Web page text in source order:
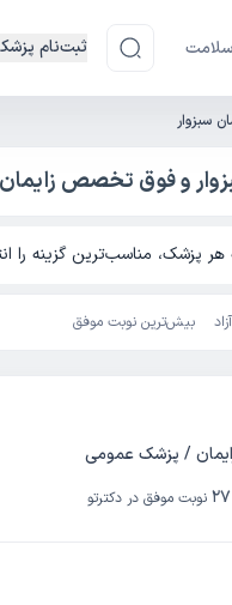
ثبت‌نام
سبزوار
و فوق تخصص زایمان
پزشک، مناسب‌ترین گزینه را
بیش‌ترین نوبت موفق
/ پزشک عمومی
27 نوبت موفق در دکترتو